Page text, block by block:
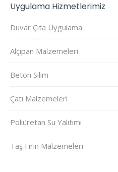
Uygulama Hizmetlerimiz
Duvar Çıta Uygulama
Alçıpan Malzemeleri
Beton Silim
Çatı Malzemeleri
Poliüretan Su Yalıtımı
Taş Fırın Malzemeleri